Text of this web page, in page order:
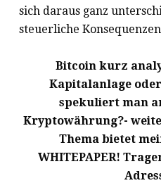
sich daraus ganz
steuerliche
Bitcoin kurz
Kapitalanlage
spekuliert man
Kryptowährung?-
Thema bietet
WHITEPAPER!